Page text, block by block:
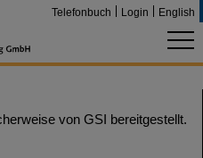
Telefonbuch Login English
von GSI bereitgestellt.